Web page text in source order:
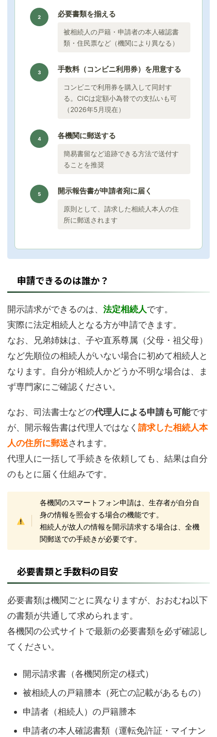
2 必要書類を揃える
被相続人の戸籍・申請者の本人確認書
類・住民票など（機関により異なる）
3 手数料（コンビニ利用券）を用意する
コンビニで利用券を購入して同封す
る。CICは定額小為替での支払いも可
（2026年5月現在）
4 各機関に郵送する
簡易書留など追跡できる方法で送付す
ることを推奨
5 開示報告書が申請者宛に届く
原則として、請求した相続人本人の住
所に郵送されます
申請できるのは誰か？
開示請求ができるのは、 法定相続人です。
実際に法定相続人となる方が申請できます。
なお、兄弟姉妹は、子や直系尊属（父母・祖父母）
など先順位の相続人がいない場合に初めて相続人と
なります。自分が相続人かどうか不明な場合は、ま
ず専門家にご確認ください。
なお、司法書士などの代理人による申請も可能です
が、開示報告書は代理人ではなく 請求した相続人本
人の住所に郵送されます。
代理人に一括して手続きを依頼しても、結果は自分
のもとに届く仕組みです。
各機関のスマートフォン申請は、生存者が自分自
身の情報を照会する場合の機能です。
相続人が故人の情報を開示請求する場合は、全機
関郵送での手続きが必要です。
必要書類と手数料の目安
必要書類は機関ごとに異なりますが、おおむね以下
の書類が共通して求められます。
各機関の公式サイトで最新の必要書類を必ず確認し
てください。
開示請求書（各機関所定の様式）
被相続人の戸籍謄本（死亡の記載があるもの）
申請者（相続人）の戸籍謄本
申請者の本人確認書類（運転免許証・マイナン